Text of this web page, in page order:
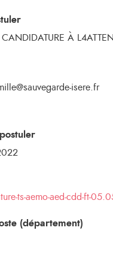
CANDIDATURE À
isere.fr
ts-aemo-aed-cdd-ft-
(département)